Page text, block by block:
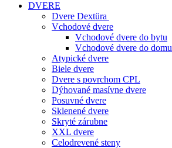
DVERE
Dvere Dextüra
Vchodové dvere
Vchodové dvere do bytu
Vchodové dvere do domu
Atypické dvere
Biele dvere
Dvere s povrchom CPL
Dýhované masívne dvere
Posuvné dvere
Sklenené dvere
Skryté zárubne
XXL dvere
Celodrevené steny